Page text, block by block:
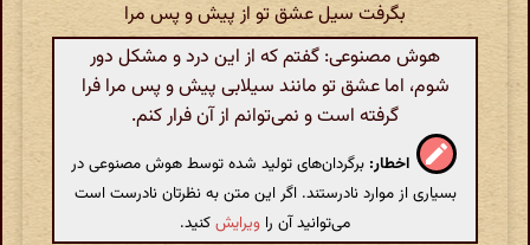
بگرفت سیل عشق تو از پیش و پس مرا
هوش مصنوعی: گفتم که از این درد و مشکل دور
شوم، اما عشق تو مانند سیلابی پیش و پس مرا فرا
گرفته است و نمی‌توانم از آن فرار کنم.
اخطار: برگردان‌های تولید شده توسط هوش مصنوعی در
بسیاری از موارد نادرستند. اگر این متن به نظرتان نادرست است
می‌توانید آن را ویرایشکنید.